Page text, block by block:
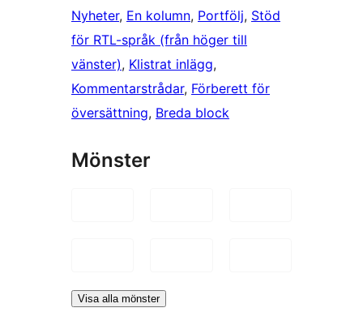
Nyheter, En kolumn, Portfölj, Stöd
för RTL-språk (från höger till
vänster), Klistrat inlägg
Kommentarstrådar, Förberett för
översättning, Breda block
Mönster
Visa alla mönster